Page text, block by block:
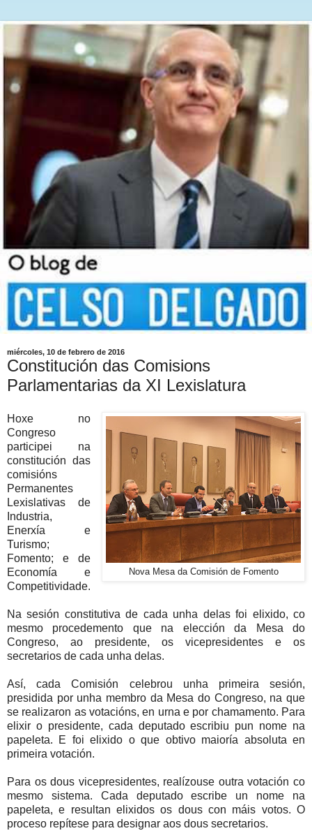
miércoles, 10 de febrero de 2016
Constitución das Comisions
Parlamentarias da XI Lexislatura
Nova Mesa da Comisión de Fomento
Hoxe no
Congreso
participei na
constitución das
comisións
Permanentes
Lexislativas de
Industria,
Enerxía e
Turismo;
Fomento; e de
Economía e
Competitividade.
Na sesión constitutiva de cada unha delas foi elixido, co
mesmo procedemento que na elección da Mesa do
Congreso, ao presidente, os vicepresidentes e os
secretarios de cada unha delas.
Así, cada Comisión celebrou unha primeira sesión,
presidida por unha membro da Mesa do Congreso, na que
se realizaron as votacións, en urna e por chamamento. Para
elixir o presidente, cada deputado escribiu pun nome na
papeleta. E foi elixido o que obtivo maioría absoluta en
primeira votación.
Para os dous vicepresidentes, realízouse outra votación co
mesmo sistema. Cada deputado escribe un nome na
papeleta, e resultan elixidos os dous con máis votos. O
proceso repítese para designar aos dous secretarios.